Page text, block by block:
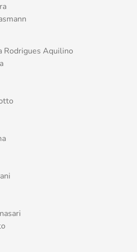
Rodrigues Aquilino